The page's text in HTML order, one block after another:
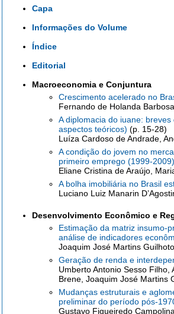
Capa
Informações do Volume
Índice
Editorial
Macroeconomia e Conjuntura
Crescimento acelerado no
Fernando de Holanda
A diplomacia do iuane:
aspectos teóricos) (p. 15-28)
Luíza Cardoso de Andrade,
A condição do jovem no
primeiro emprego (1999-2009)
Eliane Cristina de Araújo,
A bolha imobiliária no Brasil
Luciano Luiz Manarin
Desenvolvimento Econômico e
Estimação da matriz insumo-
análise de indicadores
Joaquim José Martins
Geração de renda e
Umberto Antonio Sesso
Brene, Joaquim José Martins
Mudanças estruturais e
preliminar do período pós-
Gustavo Figueiredo